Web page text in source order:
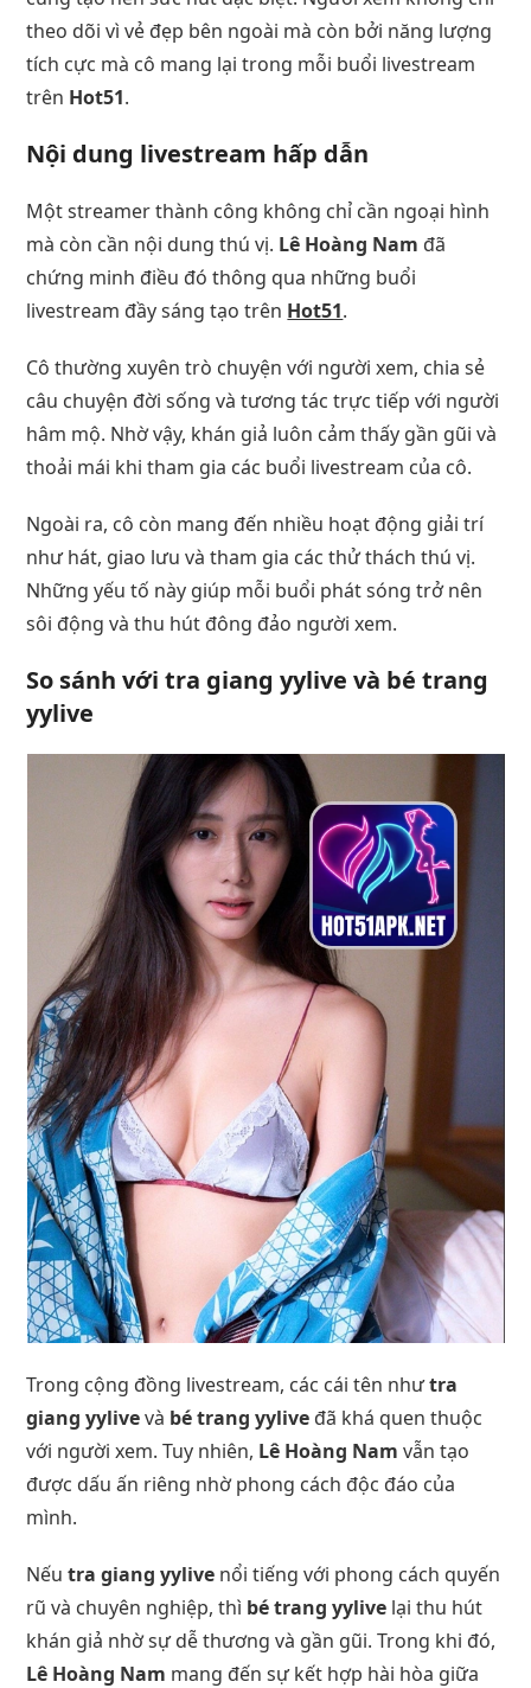
theo dõi vì vẻ đẹp bên ngoài mà còn bởi năng lượng
tích cực mà cô mang lại trong mỗi buổi livestream
trên Hot51.
Nội dung livestream hấp dẫn
Một streamer thành công không chỉ cần ngoại hình
mà còn cần nội dung thú vị. Lê Hoàng Nam đã
chứng minh điều đó thông qua những buổi
livestream đầy sáng tạo trên Hot51.
Cô thường xuyên trò chuyện với người xem, chia sẻ
câu chuyện đời sống và tương tác trực tiếp với người
hâm mộ. Nhờ vậy, khán giả luôn cảm thấy gần gũi và
thoải mái khi tham gia các buổi livestream của cô.
Ngoài ra, cô còn mang đến nhiều hoạt động giải trí
như hát, giao lưu và tham gia các thử thách thú vị.
Những yếu tố này giúp mỗi buổi phát sóng trở nên
sôi động và thu hút đông đảo người xem.
So sánh vớitra giang yylive và bé trang
yylive
Trong cộng đồng livestream, các cái tên nhưtra
giang yylivevà bé trang yylive đã khá quen thuộc
với người xem. Tuy nhiên, Lê Hoàng Nam vẫn tạo
được dấu ấn riêng nhờ phong cách độc đáo của
mình.
Nếutra giang yylive nổi tiếng với phong cách quyến
rũ và chuyên nghiệp, thì bé trang yylive lại thu hút
khán giả nhờ sự dễ thương và gần gũi. Trong khi đó,
Lê Hoàng Nam mang đến sự kết hợp hài hòa giữa